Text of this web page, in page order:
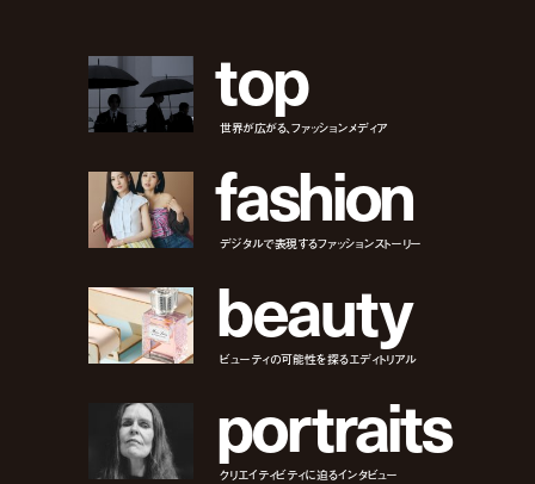
top
世界が広がる、ファッションメディア
fashion
デジタルで表現するファッションストーリー
beauty
ビューティの可能性を探るエディトリアル
portraits
クリエイティビティに迫るインタビュー